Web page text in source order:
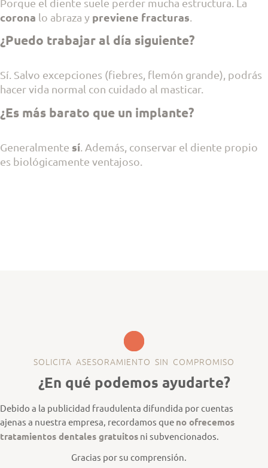
Porque el diente suele perder mucha estructura. La
corona lo abraza y previene fracturas
¿Puedo trabajar al día siguiente?
Sí. Salvo excepciones (fiebres, flemón grande), podrás
hacer vida normal con cuidado al masticar.
¿Es más barato que un implante?
Generalmente sí . Además, conservar el diente propio
es biológicamente ventajoso.
SOLICITA ASESORAMIENTO SIN COMPROMISO
¿En qué podemos ayudarte?
Debido a la publicidad fraudulenta difundida por cuentas
ajenas a nuestra empresa, recordamos que no ofrecemos
tratamientos dentales gratuitos ni subvencionados.
Gracias por su comprensión.